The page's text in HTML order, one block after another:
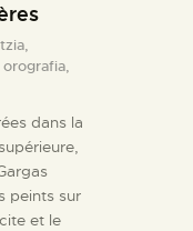
dans la
peints sur
et le